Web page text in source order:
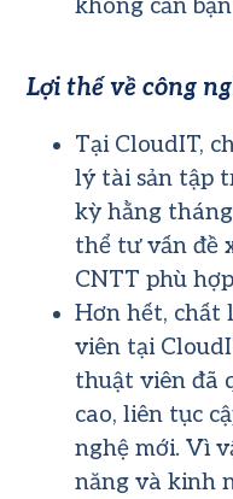
không cần
Lợi thế về công
Tại CloudIT,
lý tài sản tập
kỳ hằng
thể tư vấn đề
CNTT phù
Hơn hết, chất
viên tại
thuật viên đã
cao, liên tục
nghệ mới. Vì
năng và kinh